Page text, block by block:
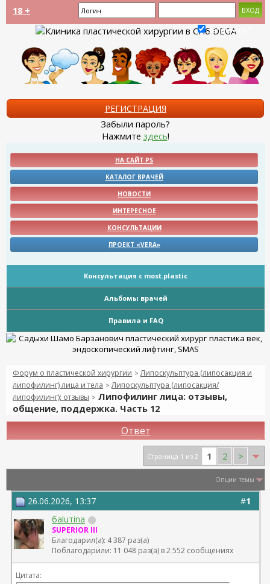
18 +
Запомнить?
РЕГИСТРАЦИЯ
Забыли пароль?
Нажмите здесь!
НА САЙТ PS
КАТАЛОГ ВРАЧЕЙ
НОВОСТИ
ИНТЕРЕСНОЕ
КОНСУЛЬТАЦИИ
ПРОЕКТ «VERA»
Консультация с most.plastic
Альбомы врачей
Правила и FAQ
Форум о пластической хирургии >Липоскульптура (липосакция и
липофилинг) лица и тела >Липоскульптура (липосакция/
липофилинг): отзывы > Липофилинг лица: отзывы,
общение, поддержка. Часть 12
Ответ
Страница 1 из 2 1 2 >
Опции темы
#1
26.06.2026, 13:37
баluтina
SUPERIOR III
Благодарил(а): 4 387 раз(а)
Поблагодарили: 11 048 раз(а) в 2 552 сообщениях
Цитата: